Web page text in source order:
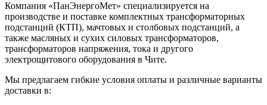
Компания «ПанЭнергоМет» специализируется на
производстве и поставке комплектных трансформаторных
подстанций (КТП), мачтовых и столбовых подстанций, а
также масляных и сухих силовых трансформаторов,
трансформаторов напряжения, тока и другого
электрощитового оборудования в Чите.
Мы предлагаем гибкие условия оплаты и различные варианты
доставки в: